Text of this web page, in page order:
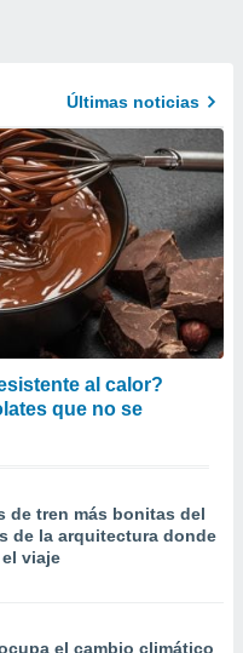
Últimas noticias
al calor?
que no se
de tren más bonitas del
de la arquitectura donde
viaje
el cambio climático